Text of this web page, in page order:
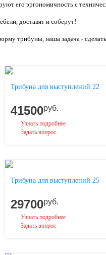
его эргономичность с
доставят и соберут!
трибуны, наша задача - сделать
Трибуна для выступлений 22
41500руб.
Узнать подробнее
Задать вопрос
Трибуна для выступлений 25
29700руб.
Узнать подробнее
Задать вопрос